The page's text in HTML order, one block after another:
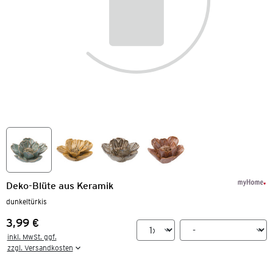
Deko-Blüte aus Keramik
dunkeltürkis
Preis:
3,99 €
inkl. MwSt. ggf.
zzgl. Versandkosten